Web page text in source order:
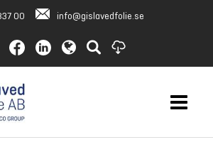
00 info@gislavedfolie.se